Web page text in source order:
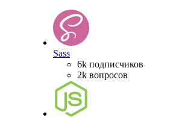
Sass
6k подписчиков
2k вопросов